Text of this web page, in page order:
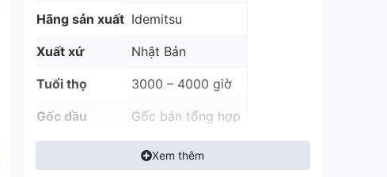
Hãng sản xuất Idemitsu
Xuất xứ Nhật Bản
Tuổi thọ 3000 – 4000 giờ
Gốc dầu Gốc bán tổng hợp
Thùng nhựa 20L
Xem thêm